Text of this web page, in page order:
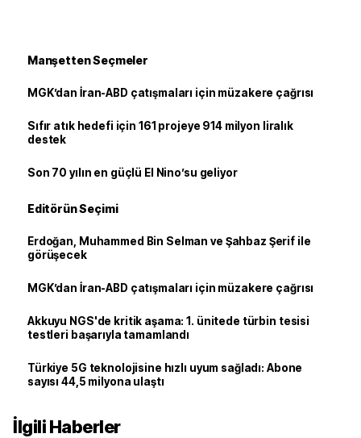
Manşetten Seçmeler
MGK’dan İran-ABD çatışmaları için müzakere çağrısı
Sıfır atık hedefi için 161 projeye 914 milyon liralık
destek
Son 70 yılın en güçlü El Nino’su geliyor
Editörün Seçimi
Erdoğan, Muhammed Bin Selman ve Şahbaz Şerif ile
görüşecek
MGK’dan İran-ABD çatışmaları için müzakere çağrısı
Akkuyu NGS'de kritik aşama: 1. ünitede türbin tesisi
testleri başarıyla tamamlandı
Türkiye 5G teknolojisine hızlı uyum sağladı: Abone
sayısı 44,5 milyona ulaştı
İlgili Haberler